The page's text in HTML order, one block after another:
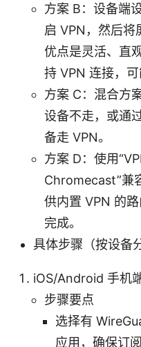
方案 B：设备端
启 VPN，然后将
优点是灵活、直
持 VPN 连接，可
方案 C：混合方
设备不走，或通
备走 VPN。
方案 D：使用
Chromecast”兼
供内置 VPN 的
完成。
具体步骤（按设备
iOS/Android 手机
步骤要点
选择有
应用，确保订阅